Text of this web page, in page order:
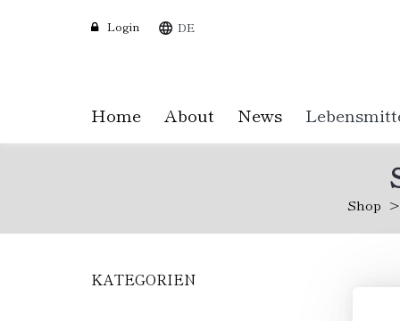
DE
Login
Home About News
Shop
KATEGORIEN